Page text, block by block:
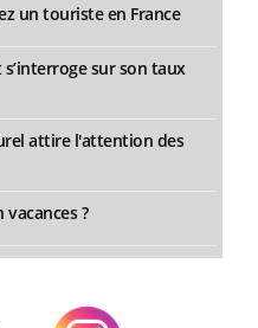
un touriste en France
sur son taux
attire l'attention des
?